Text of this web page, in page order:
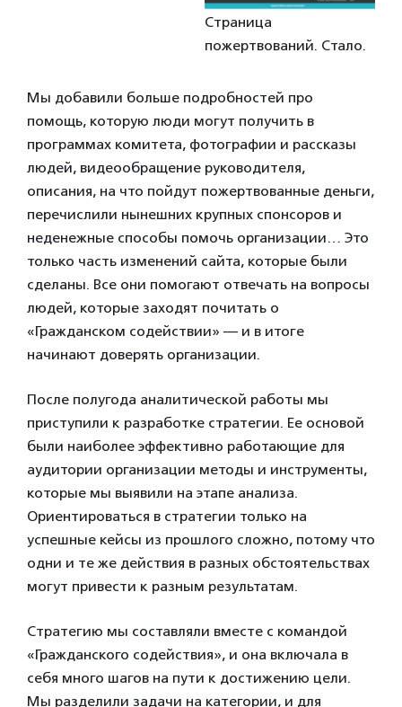
Страница
пожертвований. Стало.
Мы добавили больше подробностей про
помощь, которую люди могут получить в
программах комитета, фотографии и рассказы
людей, видеообращение руководителя,
описания, на что пойдут пожертвованные деньги,
перечислили нынешних крупных спонсоров и
неденежные способы помочь организации… Это
только часть изменений сайта, которые были
сделаны. Все они помогают отвечать на вопросы
людей, которые заходят почитать о
«Гражданском содействии» — и в итоге
начинают доверять организации.
После полугода аналитической работы мы
приступили к разработке стратегии. Ее основой
были наиболее эффективно работающие для
аудитории организации методы и инструменты,
которые мы выявили на этапе анализа.
Ориентироваться в стратегии только на
успешные кейсы из прошлого сложно, потому что
одни и те же действия в разных обстоятельствах
могут привести к разным результатам.
Стратегию мы составляли вместе с командой
«Гражданского содействия», и она включала в
себя много шагов на пути к достижению цели.
Мы разделили задачи на категории, и для